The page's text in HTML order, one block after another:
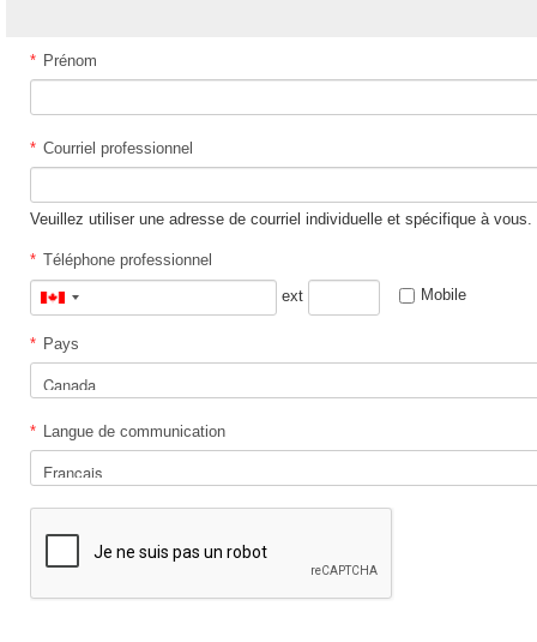
* Prénom
* Courriel professionnel
Veuillez utiliser une adresse de courriel individuelle et spécifique à vous.
* Téléphone professionnel
Canada
ext Mobile
* Pays
* Langue de communication